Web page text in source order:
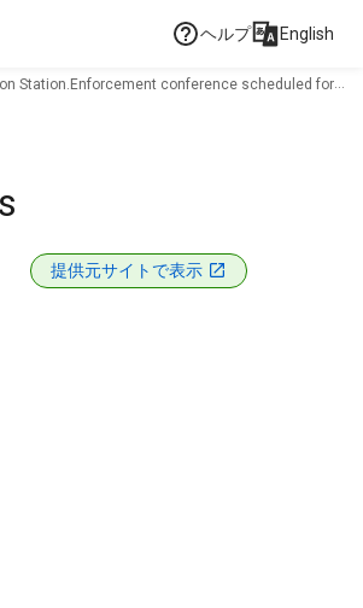
ヘルプ English
Station.Enforcement conference scheduled for
提供元サイトで表示